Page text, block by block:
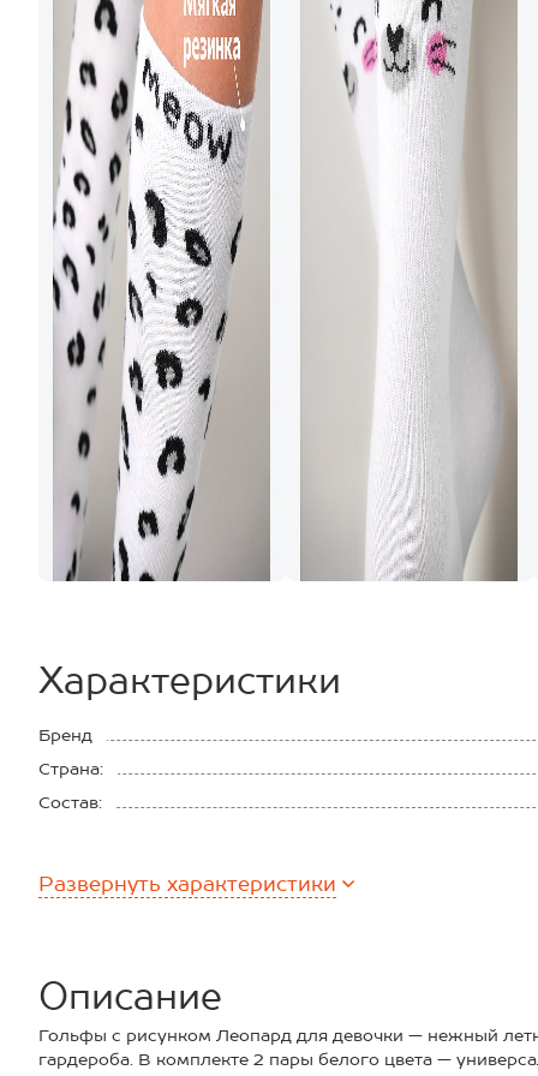
Характеристики
Бренд
Страна:
Состав:
Развернуть характеристики
Описание
Гольфы с рисунком Леопард для девочки — нежный
гардероба. В комплекте 2 пары белого цвета —